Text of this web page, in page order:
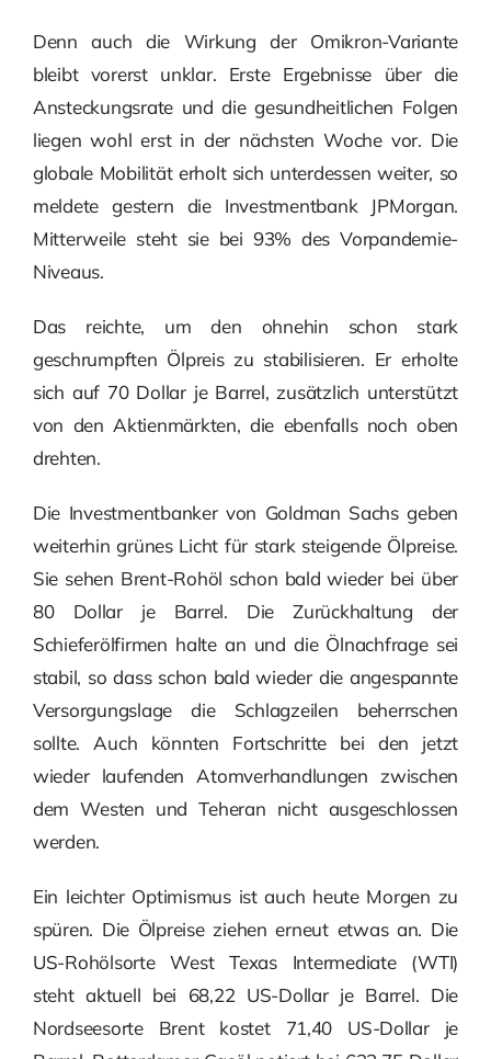
Denn auch die Wirkung der Omikron-Variante
bleibt vorerst unklar. Erste Ergebnisse über die
Ansteckungsrate und die gesundheitlichen Folgen
liegen wohl erst in der nächsten Woche vor. Die
globale Mobilität erholt sich unterdessen weiter, so
meldete gestern die Investmentbank JPMorgan.
Mitterweile steht sie bei 93% des Vorpandemie-
Niveaus.
Das reichte, um den ohnehin schon stark
geschrumpften Ölpreis zu stabilisieren. Er erholte
sich auf 70 Dollar je Barrel, zusätzlich unterstützt
von den Aktienmärkten, die ebenfalls noch oben
drehten.
Die Investmentbanker von Goldman Sachs geben
weiterhin grünes Licht für stark steigende Ölpreise.
Sie sehen Brent-Rohöl schon bald wieder bei über
80 Dollar je Barrel. Die Zurückhaltung der
Schieferölfirmen halte an und die Ölnachfrage sei
stabil, so dass schon bald wieder die angespannte
Versorgungslage die Schlagzeilen beherrschen
sollte. Auch könnten Fortschritte bei den jetzt
wieder laufenden Atomverhandlungen zwischen
dem Westen und Teheran nicht ausgeschlossen
werden.
Ein leichter Optimismus ist auch heute Morgen zu
spüren. Die Ölpreise ziehen erneut etwas an. Die
US-Rohölsorte West Texas Intermediate (WTI)
steht aktuell bei 68,22 US-Dollar je Barrel. Die
Nordseesorte Brent kostet 71,40 US-Dollar je